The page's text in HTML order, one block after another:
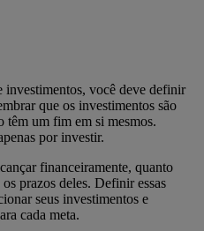
investimentos, você deve definir
que os investimentos são
têm um fim em si mesmos.
por investir.
financeiramente, quanto
prazos deles. Definir essas
seus investimentos e
cada meta.